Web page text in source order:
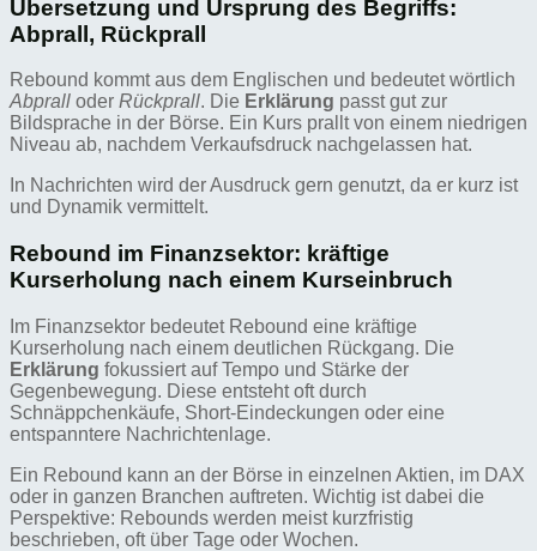
Übersetzung und Ursprung des Begriffs:
Abprall, Rückprall
Rebound kommt aus dem Englischen und bedeutet wörtlich
Abprall oder Rückprall. Die Erklärung passt gut zur
Bildsprache in der Börse. Ein Kurs prallt von einem niedrigen
Niveau ab, nachdem Verkaufsdruck nachgelassen hat.
In Nachrichten wird der Ausdruck gern genutzt, da er kurz ist
und Dynamik vermittelt.
Rebound im Finanzsektor: kräftige
Kurserholung nach einem Kurseinbruch
Im Finanzsektor bedeutet Rebound eine kräftige
Kurserholung nach einem deutlichen Rückgang. Die
Erklärung fokussiert auf Tempo und Stärke der
Gegenbewegung. Diese entsteht oft durch
Schnäppchenkäufe, Short-Eindeckungen oder eine
entspanntere Nachrichtenlage.
Ein Rebound kann an der Börse in einzelnen Aktien, im DAX
oder in ganzen Branchen auftreten. Wichtig ist dabei die
Perspektive: Rebounds werden meist kurzfristig
beschrieben, oft über Tage oder Wochen.